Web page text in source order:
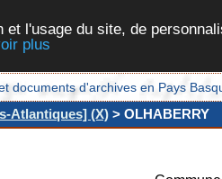
l'usage du site, de
plus
documents d'archives en Pays
Atlantiques] (X) > OLHABERRY